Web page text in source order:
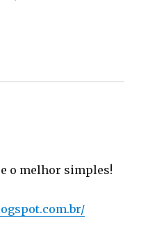
o melhor simples!